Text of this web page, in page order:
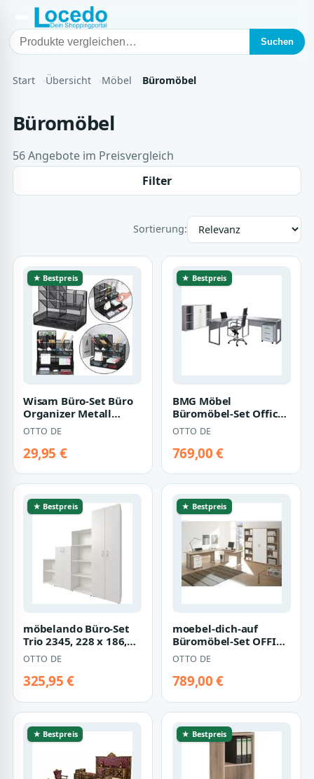
Suchen
Start Übersicht Möbel Büromöbel
Büromöbel
56 Angebote im Preisvergleich
Filter
Sortierung:
★ Bestpreis
Wisam Büro-Set Büro
Organizer Metall
Schwarz Schreibtisch
Ordnung
OTTO DE
29,95 €
★ Bestpreis
BMG Möbel
Büromöbel-Set Office
Edition Set 2, (Büro
Set, 5 tlg., Front…
OTTO DE
769,00 €
★ Bestpreis
möbelando Büro-Set
Trio 2345, 228 x 186,5
x 34,5 cm (B/H/T)
OTTO DE
325,95 €
★ Bestpreis
moebel-dich-auf
Büromöbel-Set OFFICE
LINE, (Spar-Set, 5-tlg.,
Winkelsc…
OTTO DE
789,00 €
★ Bestpreis ★ Bestpreis